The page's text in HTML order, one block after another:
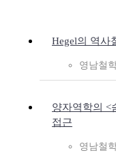
Hegel의 역
영남철
양자역학의 <
접근
영남철